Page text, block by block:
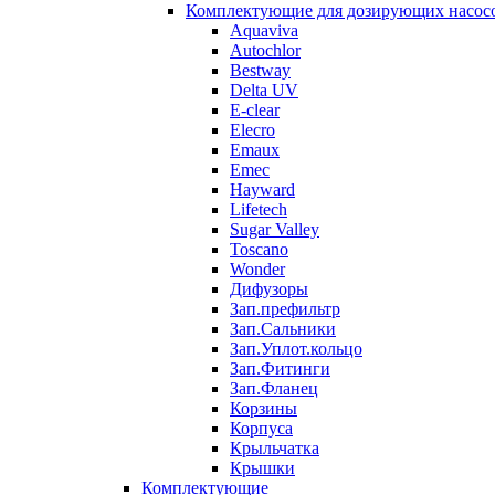
Комплектующие для дозирующих
Aquaviva
Autochlor
Bestway
Delta UV
E-clear
Elecro
Emaux
Emec
Hayward
Lifetech
Sugar Valley
Toscano
Wonder
Дифузоры
Зап.префильтр
Зап.Сальники
Зап.Уплот.кольцо
Зап.Фитинги
Зап.Фланец
Корзины
Корпуcа
Крыльчатка
Крышки
Комплектующие